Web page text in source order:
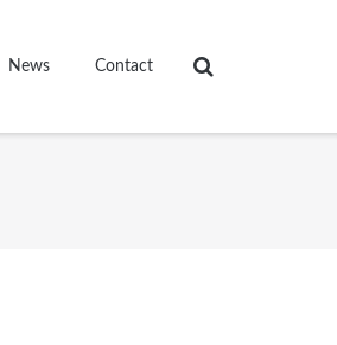
News Contact